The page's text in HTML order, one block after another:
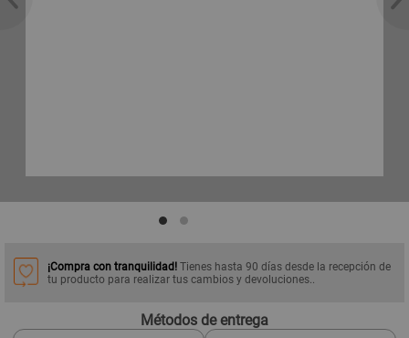
¡Compra con tranquilidad! Tienes hasta 90 días desde la recepción de
tu producto para realizar tus cambios y devoluciones..
Métodos de entrega